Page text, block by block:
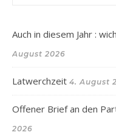
Auch in diesem Jahr :
August 2026
Latwerchzeit 4. August
Offener Brief an den
2026